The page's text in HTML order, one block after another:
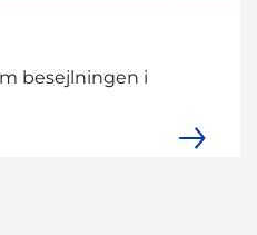
besejlningen i